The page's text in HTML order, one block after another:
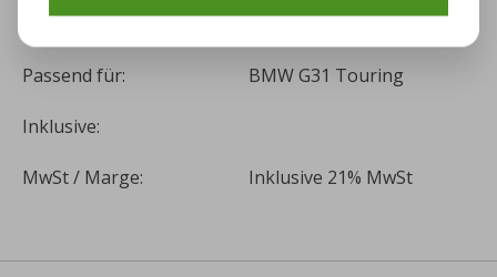
Kilometer: 16244
Passend für: BMW G31 Touring
Inklusive:
MwSt / Marge: Inklusive 21% MwSt